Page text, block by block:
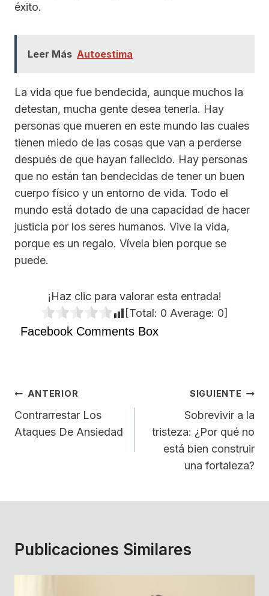
éxito.
Leer Más Autoestima
La vida que fue bendecida, aunque muchos la
detestan, mucha gente desea tenerla. Hay
personas que mueren en este mundo las cuales
tienen miedo de las cosas que van a perderse
después de que hayan fallecido. Hay personas
que no están tan bendecidas de tener un buen
cuerpo físico y un entorno de vida. Todo el
mundo está dotado de una capacidad de hacer
justicia por los seres humanos. Vive la vida,
porque es un regalo. Vívela bien porque se
puede.
¡Haz clic para valorar esta entrada!
[Total: 0 Average: 0]
Facebook Comments Box
Navegación
De
Entradas
ANTERIOR
Contrarrestar Los
Ataques De Ansiedad
SIGUIENTE
Sobrevivir a la
tristeza: ¿Por qué no
está bien construir
una fortaleza?
Publicaciones Similares